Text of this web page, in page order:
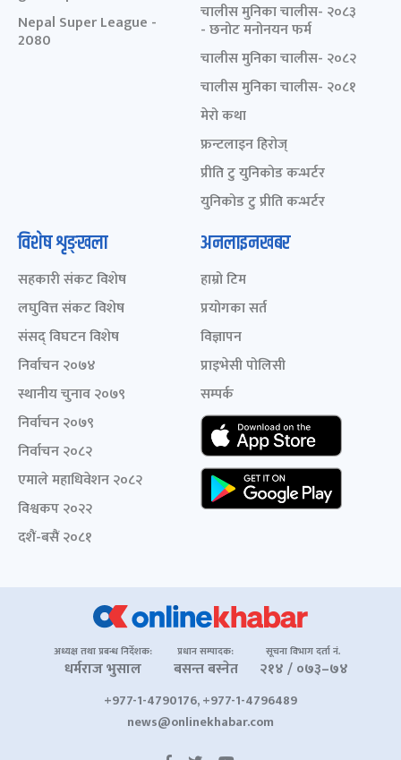
Nepal Super League -
2080
चालीस मुनिका चालीस- २०८३
- छनोट मनोनयन फर्म
चालीस मुनिका चालीस- २०८२
चालीस मुनिका चालीस- २०८१
मेरो कथा
फ्रन्टलाइन हिरोज्
प्रीति टु युनिकोड कन्भर्टर
युनिकोड टु प्रीति कन्भर्टर
विशेष शृङ्खला
सहकारी संकट विशेष
लघुवित्त संकट विशेष
संसद् विघटन विशेष
निर्वाचन २०७४
स्थानीय चुनाव २०७९
निर्वाचन २०७९
निर्वाचन २०८२
एमाले महाधिवेशन २०८२
विश्वकप २०२२
दशैं-बसैं २०८१
अनलाइनखबर
हाम्रो टिम
प्रयोगका सर्त
विज्ञापन
प्राइभेसी पोलिसी
सम्पर्क
अध्यक्ष तथा प्रबन्ध निर्देशक:
धर्मराज भुसाल
प्रधान सम्पादक:
बसन्त बस्नेत
सूचना विभाग दर्ता नं.
२१४ / ०७३–७४
+977-1-4790176, +977-1-4796489
news@onlinekhabar.com